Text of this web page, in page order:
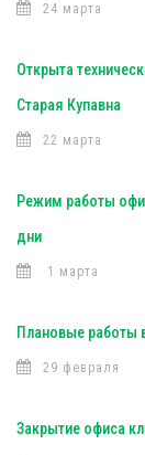
24 марта
Открыта
Старая Купавна
22 марта
Режим работы
дни
1 марта
Плановые работы
29 февраля
Закрытие офиса